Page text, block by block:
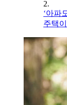
2.
‘아파
주택